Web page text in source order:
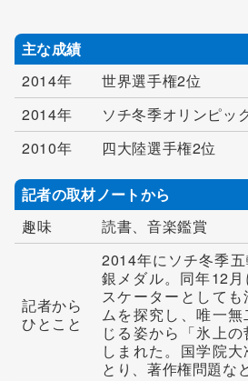
主な成績
2014年
世界選手権2位
2014年
ソチ冬季オリンピッ
2010年
四大陸選手権2位
記者の取材ノートから
趣味
読書、音楽鑑賞
記者から
ひとこと
2014年にソチ冬季
銀メダル。同年12
スケーターとして
ムを探究し、唯一
じる姿から「氷上
しまれた。国学院
とり、著作権問題な